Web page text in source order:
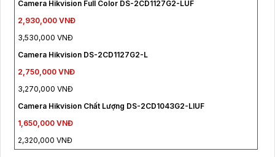
Camera Hikvision Full Color DS-2CD1127G2-LUF
2,930,000 VNĐ
3,530,000 VNĐ
Camera Hikvision DS-2CD1127G2-L
2,750,000 VNĐ
3,270,000 VNĐ
Camera Hikvision Chất Lượng DS-2CD1043G2-LIUF
1,650,000 VNĐ
2,320,000 VNĐ